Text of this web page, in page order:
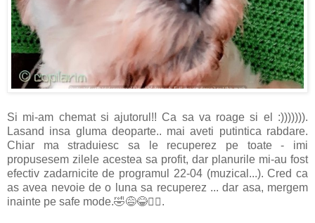
Si mi-am chemat si ajutorul!! Ca sa va roage si el :))))))).
Lasand insa gluma deoparte.. mai aveti putintica rabdare.
Chiar ma straduiesc sa le recuperez pe toate - imi
propusesem zilele acestea sa profit, dar planurile mi-au fost
efectiv zadarnicite de programul 22-04 (muzical...). Cred ca
as avea nevoie de o luna sa recuperez ... dar asa, mergem
inainte pe safe mode.🤣😅😂🤦‍♀️.